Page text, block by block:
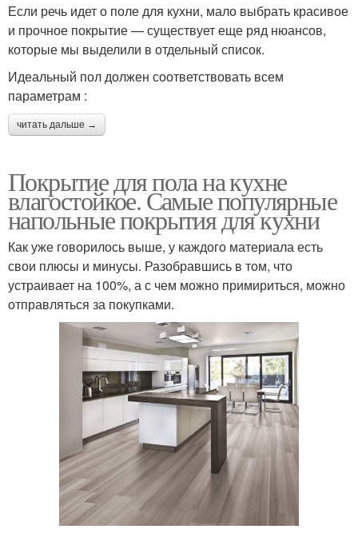
Если речь идет о поле для кухни, мало выбрать красивое
и прочное покрытие — существует еще ряд нюансов,
которые мы выделили в отдельный список.
Идеальный пол должен соответствовать всем
параметрам :
читать дальше →
Покрытие для пола на кухне
влагостойкое. Самые популярные
напольные покрытия для кухни
Как уже говорилось выше, у каждого материала есть
свои плюсы и минусы. Разобравшись в том, что
устраивает на 100%, а с чем можно примириться, можно
отправляться за покупками.